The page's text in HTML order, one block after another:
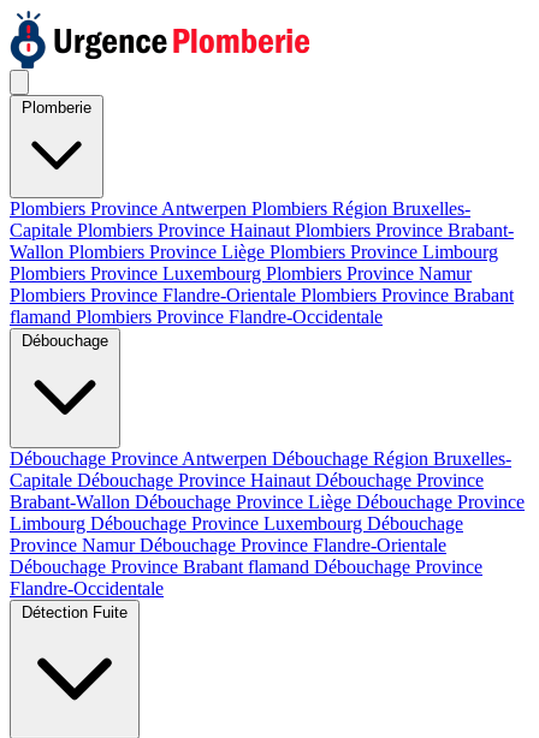
Plombiers Province Antwerpen Plombiers Région Bruxelles-
Capitale Plombiers Province Hainaut Plombiers Province Brabant-
Wallon Plombiers Province Liège Plombiers Province Limbourg
Plombiers Province Luxembourg Plombiers Province Namur
Plombiers Province Flandre-Orientale Plombiers Province Brabant
flamand Plombiers Province Flandre-Occidentale
Débouchage Province Antwerpen Débouchage Région Bruxelles-
Capitale Débouchage Province Hainaut Débouchage Province
Brabant-Wallon Débouchage Province Liège Débouchage Province
Limbourg Débouchage Province Luxembourg Débouchage
Province NamurDébouchage Province Flandre-Orientale
Débouchage Province Brabant flamand Débouchage Province
Flandre-Occidentale